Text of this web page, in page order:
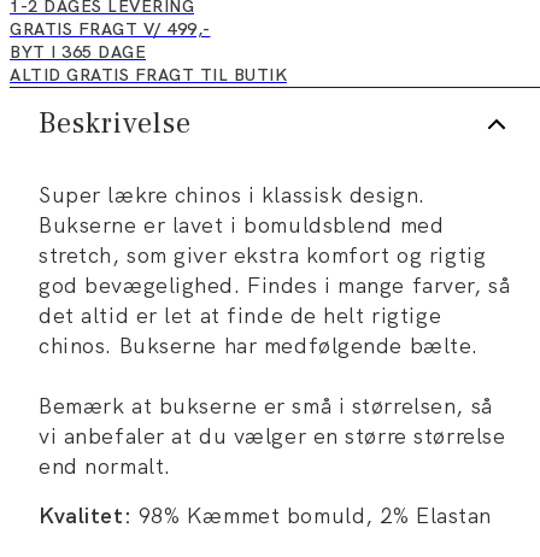
1-2 DAGES LEVERING
GRATIS FRAGT V/ 499,-
BYT I 365 DAGE
ALTID GRATIS FRAGT TIL BUTIK
Beskrivelse
Super lækre chinos i klassisk design.
Bukserne er lavet i bomuldsblend med
stretch, som giver ekstra komfort og rigtig
god bevægelighed. Findes i mange farver, så
det altid er let at finde de helt rigtige
chinos. Bukserne har medfølgende bælte.
Bemærk at bukserne er små i størrelsen, så
vi anbefaler at du vælger en større størrelse
end normalt.
Kvalitet: 98% Kæmmet bomuld, 2% Elastan